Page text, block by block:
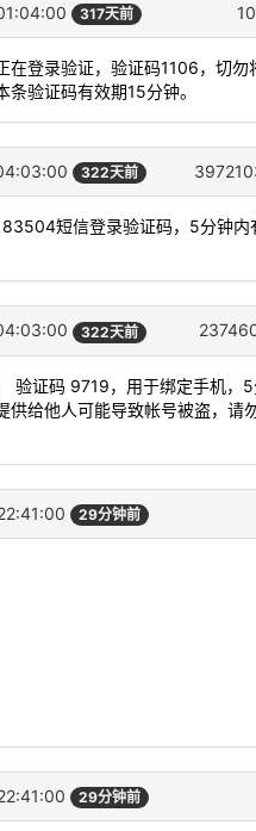
317天前
在登录验证，验证码1106，切勿
条验证码有效期15分钟。
322天前
短信登录验证码，5分钟内
322天前
验证码 9719，用于绑定手机，
供给他人可能导致帐号被盗，请勿
29分钟前
29分钟前